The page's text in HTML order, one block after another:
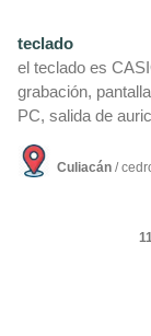
teclado
el teclado es
grabación,
PC, salida de
Culiacán /